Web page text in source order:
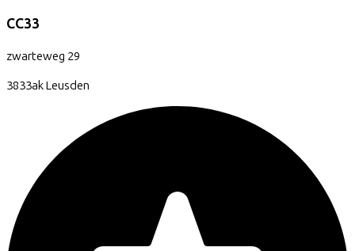
CC33
zwarteweg 29
3833akLeusden